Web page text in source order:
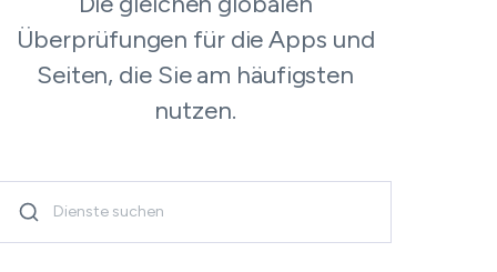
Überprüfungen für die Apps und
Seiten, die Sie am häufigsten
nutzen.